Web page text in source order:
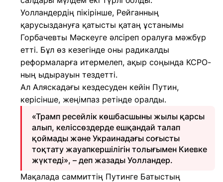
Уолландердің пікірінше, Рейганның
қарусыздануға қатысты қатаң ұстанымы
Горбачевты Мәскеуге әлсіреп оралуға мәжбүр
етті. Бұл өз кезегінде оны радикалды
реформаларға итермелеп, ақыр соңында КСРО-
ның ыдырауын тездетті.
Ал Аляскадағы кездесуден кейін Путин,
керісінше, жеңімпаз ретінде оралды.
«Трамп ресейлік көшбасшыны жылы қарсы
алып, келіссөздерде ешқандай талап
қоймады және Украинадағы соғысты
тоқтату жауапкершілігін толығымен Киевке
жүктеді», – деп жазады Уолландер.
Мақалада саммиттің Путинге Батыстың